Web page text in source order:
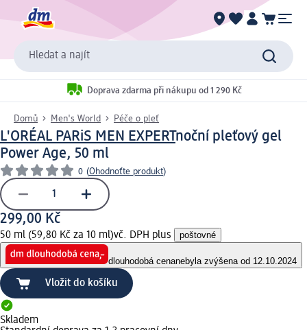
Hledat a najít
Doprava zdarma při nákupu od 1 290 Kč
Domů Men's World Péče o pleť
L'ORÉAL PARiS MEN EXPERTnoční pleťový gel
Power Age, 50 ml
0 (Ohodnoťte produkt)
299,00 Kč
50 ml (59,80 Kč za 10 ml)vč. DPH plus poštovné
dlouhodobá cenanebyla zvýšena od 12.10.2024
Vložit do košíku
Skladem